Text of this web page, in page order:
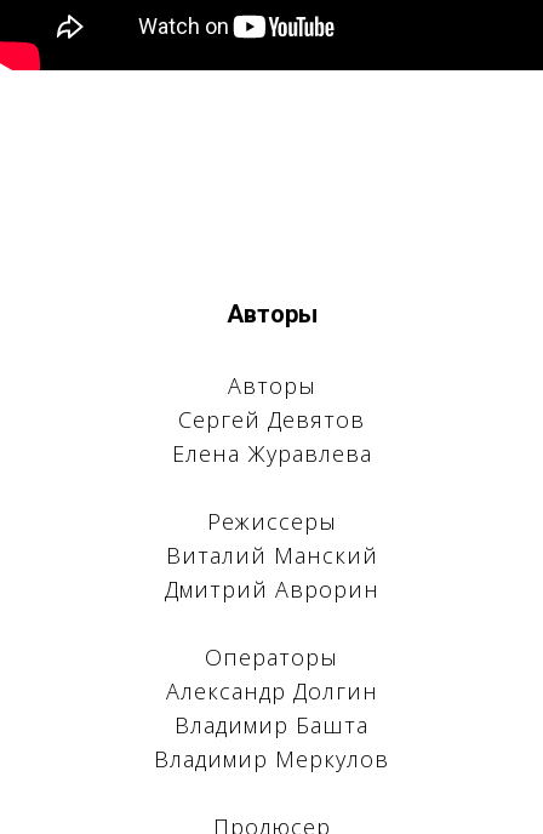
Авторы
Авторы
Сергей Девятов
Елена Журавлева
Режиссеры
Виталий Манский
Дмитрий Аврорин
Операторы
Александр Долгин
Владимир Башта
Владимир Меркулов
Продюсер